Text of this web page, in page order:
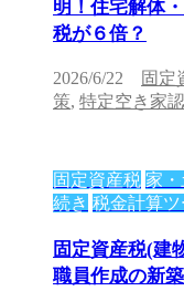
明！住宅解体
税が６倍？
2026/6/22 固定
策, 特定空き家
固定資産税 家・
続き 税金計算
固定資産税(建
職員作成の新